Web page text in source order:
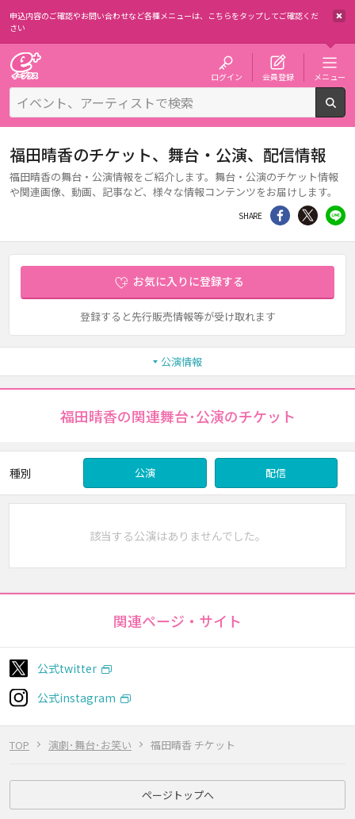
申込内容のご確認やお問い合わせなど各種メニューは、 こちらをタップしてご確認くだ
さい
ログイン 会員登録 メニュー
TOP 演劇･舞台･お笑い 福田晴香 チケット
福田晴香のチケット、舞台・公演、配信情報
福田晴香の舞台・公演情報をご紹介します。舞台・公演のチケット情報
や関連画像、動画、記事など、様々な情報コンテンツをお届けします。
SHARE シェア Twitter
お気に入りに登録する
登録すると先行販売情報等が受け取れます
公演情報
福田晴香の関連舞台･公演のチケット
種別 公演 配信
該当する公演はありませんでした。
関連ページ・サイト
公式twitter
公式instagram
ページトップへ